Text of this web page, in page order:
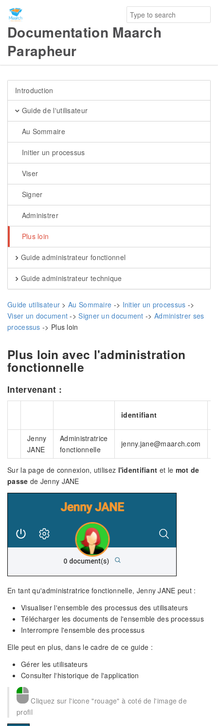
Documentation Maarch
Parapheur
Introduction
Guide de l'utilisateur
Au Sommaire
Initier un processus
Viser
Signer
Administrer
Plus loin
Guide administrateur fonctionnel
Guide administrateur technique
Guide utilisateur >Au Sommaire -> Initier un processus ->
Viser un document ->Signer un document -> Administrer ses
processus -> Plus loin
Plus loin avec l'administration
fonctionnelle
Intervenant :
identifiant
Jenny
JANE
Administratrice
fonctionnelle
jenny.jane@maarch.com
Sur la page de connexion, utilisez l'identifiant et le mot de
passe de Jenny JANE
En tant qu'administratrice fonctionnelle, Jenny JANE peut :
Visualiser l'ensemble des processus des utilisateurs
Télécharger les documents de l'ensemble des processus
Interrompre l'ensemble des processus
Elle peut en plus, dans le cadre de ce guide :
Gérer les utilisateurs
Consulter l'historique de l'application
Cliquez sur l'icone "rouage" à coté de l'image de
profil